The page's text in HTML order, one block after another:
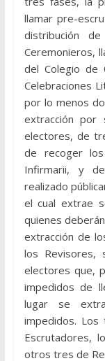
llamar pre-
distribución
Ceremonieros,
del Colegio de
Celebraciones
por lo menos
extracción por
electores, de
de recoger
Infirmarii, y
realizado
el cual extrae
quienes
extracción de
los Revisores,
electores que,
impedidos de
lugar se
impedidos.
Escrutadores,
otros tres de